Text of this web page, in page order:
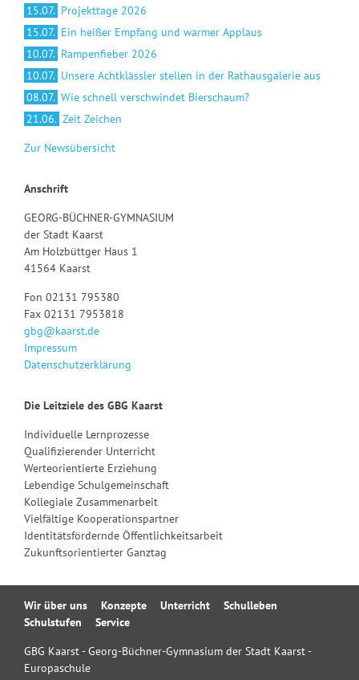
15.07. Projekttage 2026
15.07. Ein heißer Empfang und warmer Applaus
10.07. Rampenfieber 2026
10.07. Unsere Achtklässler stellen in der Rathausgalerie aus
08.07. Wie schnell verschwindet Bierschaum?
21.06. Zeit Zeichen
Zur Newsübersicht
Anschrift
GEORG-BÜCHNER-GYMNASIUM
der Stadt Kaarst
Am Holzbüttger Haus 1
41564 Kaarst
Fon 02131 795380
Fax 02131 7953818
gbg@kaarst.de
Impressum
Datenschutzerklärung
Die Leitziele des GBG Kaarst
Individuelle Lernprozesse
Qualifizierender Unterricht
Werteorientierte Erziehung
Lebendige Schulgemeinschaft
Kollegiale Zusammenarbeit
Vielfältige Kooperationspartner
Identitätsfördernde Öffentlichkeitsarbeit
Zukunftsorientierter Ganztag
Navigation
überspringen
Wir über uns Konzepte Unterricht
Schulleben
Schulstufen
Service
GBG Kaarst - Georg-Büchner-Gymnasium der Stadt Kaarst -
Europaschule